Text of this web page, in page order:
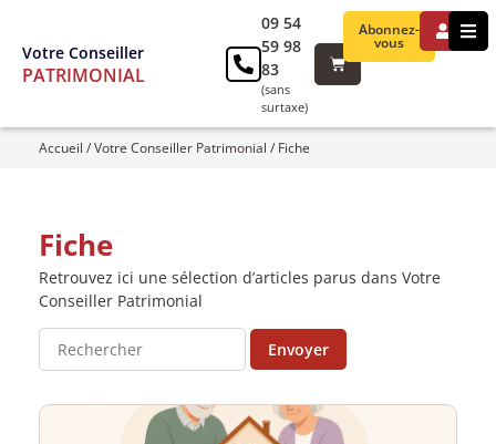
Votre Conseiller
PATRIMONIAL
Abonnez-
vous
09 54
59 98
83
(sans
surtaxe)
Accueil /Votre Conseiller Patrimonial / Fiche
Fiche
Retrouvez ici une sélection d’articles parus dans Votre
Conseiller Patrimonial